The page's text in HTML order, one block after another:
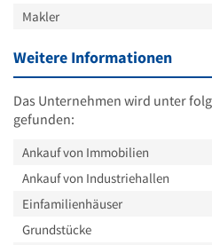
Makler
Weitere Informationen
Das Unternehmen wird unter
gefunden:
Ankauf von Immobilien
Ankauf von Industriehallen
Einfamilienhäuser
Grundstücke